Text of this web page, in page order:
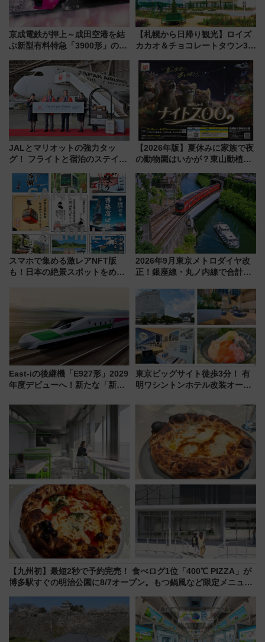
京成電鉄が押上～成田空港を結
ぶ新型有料特急「3900形」のコ
募集も実施
【札幌から日帰り観光】ロイズ
カカオ＆チョコレートタウン3周
詰め放題を開催、ロイズタウン
駅からのアクセスも
JALとマリオットの強力タッ
グ！ フライトと宿泊のステイタ
上級会員資格を効率よく獲得す
る方法を解説
【2026年版】夏休みに家族で夜
の動物園はいかが？東山動植物
ZOO」開催情報
スマホで集める激レアNFT版
も！日本の絶景スポットをめぐ
2026年9月東京メトロダイヤ改
正！銀座線・丸ノ内線で合計
待
East-iの後継機「E927形」2029
年度デビューへ！新たな「新幹
説【JR東日本】
東京ビッグサイト徒歩3分！ 有
明ワシントンホテル改装オープ
客室」や海鮮丼が人気の朝食ビ
ュッフェを現地レポ
【九州初】最短2秒で予約完売！ 食べログ1位「400℃ PIZZA」が
博多駅すぐの明治公園に8/7オープン。もつ鍋風など限定メニュー